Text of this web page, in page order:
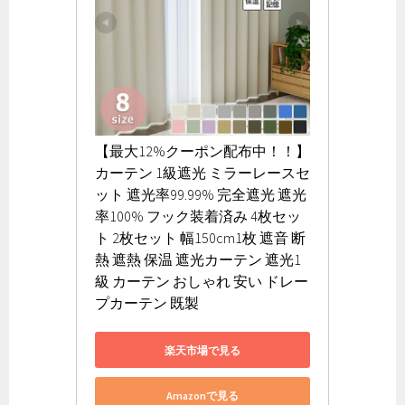
【最大12%クーポン配布中！！】
カーテン 1級遮光 ミラーレースセ
ット 遮光率99.99% 完全遮光 遮光
率100% フック装着済み 4枚セッ
ト 2枚セット 幅150cm1枚 遮音 断
熱 遮熱 保温 遮光カーテン 遮光1
級 カーテン おしゃれ 安い ドレー
プカーテン 既製
楽天市場で見る
Amazonで見る